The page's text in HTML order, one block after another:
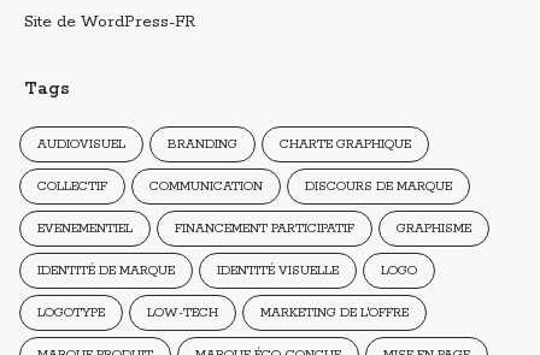
Site de WordPress-FR
Tags
AUDIOVISUEL BRANDING CHARTE GRAPHIQUE
COLLECTIF COMMUNICATION DISCOURS DE MARQUE
EVENEMENTIEL FINANCEMENT PARTICIPATIF GRAPHISME
IDENTITÉ DE MARQUE IDENTITÉ VISUELLE LOGO
LOGOTYPE LOW-TECH MARKETING DE L'OFFRE